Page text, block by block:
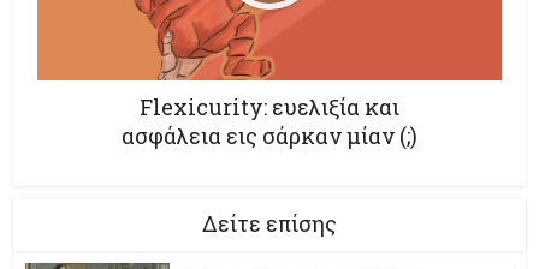
Flexicurity: ευελιξία και
ασφάλεια εις σάρκαν μίαν (;)
Δείτε επίσης